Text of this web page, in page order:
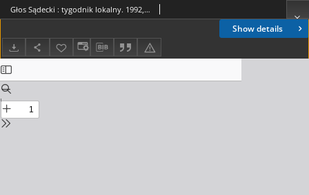
Show details
Głos Sądecki : tygodnik lokalny. 1992, nr 11(77)